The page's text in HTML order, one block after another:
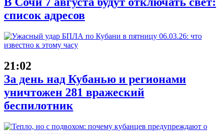
список адресов
21:02
За день над Кубанью и регионами
уничтожен 281 вражеский
беспилотник